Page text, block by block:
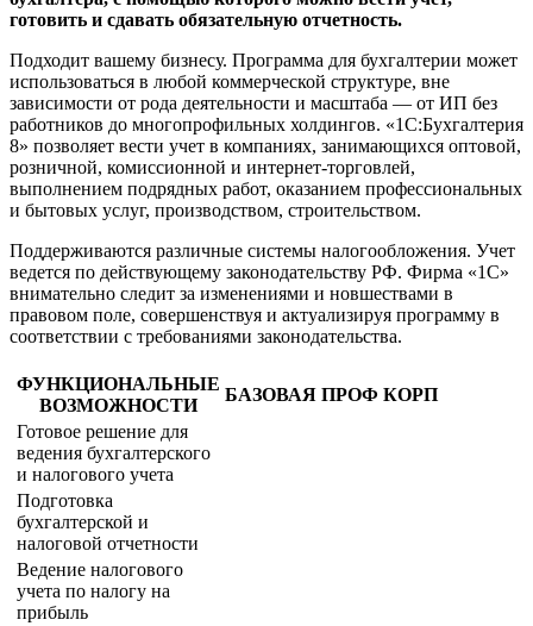
готовить и сдавать обязательную отчетность.
Подходит вашему бизнесу. Программа для бухгалтерии может
использоваться в любой коммерческой структуре, вне
зависимости от рода деятельности и масштаба — от ИП без
работников до многопрофильных холдингов. «1С:Бухгалтерия
8» позволяет вести учет в компаниях, занимающихся оптовой,
розничной, комиссионной и интернет-торговлей,
выполнением подрядных работ, оказанием профессиональных
и бытовых услуг, производством, строительством.
Поддерживаются различные системы налогообложения. Учет
ведется по действующему законодательству РФ. Фирма «1С»
внимательно следит за изменениями и новшествами в
правовом поле, совершенствуя и актуализируя программу в
соответствии с требованиями законодательства.
ФУНКЦИОНАЛЬНЫЕ
ВОЗМОЖНОСТИ
БАЗОВАЯ ПРОФ КОРП
Готовое решение для
ведения бухгалтерского
и налогового учета
Подготовка
бухгалтерской и
налоговой отчетности
Ведение налогового
учета по налогу на
прибыль